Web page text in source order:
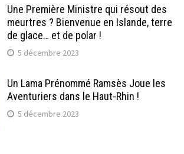
Une Première Ministre qui résout des
meurtres ? Bienvenue en Islande, terre
de glace… et de polar !
5 décembre 2023
Un Lama Prénommé Ramsès Joue les
Aventuriers dans le Haut-Rhin !
5 décembre 2023